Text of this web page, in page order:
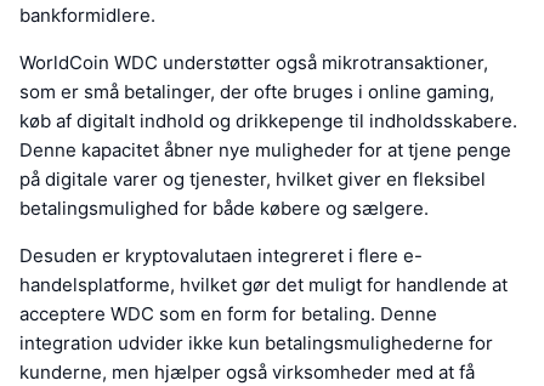
bankformidlere.
WorldCoin WDC understøtter også mikrotransaktioner,
som er små betalinger, der ofte bruges i online gaming,
køb af digitalt indhold og drikkepenge til indholdsskabere.
Denne kapacitet åbner nye muligheder for at tjene penge
på digitale varer og tjenester, hvilket giver en fleksibel
betalingsmulighed for både købere og sælgere.
Desuden er kryptovalutaen integreret i flere e-
handelsplatforme, hvilket gør det muligt for handlende at
acceptere WDC som en form for betaling. Denne
integration udvider ikke kun betalingsmulighederne for
kunderne, men hjælper også virksomheder med at få